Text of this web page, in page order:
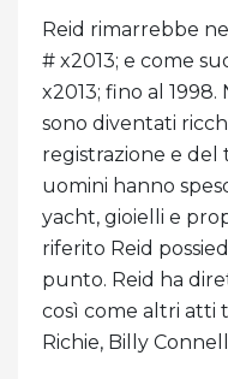
Reid rimarrebbe
# x2013; e come
x2013; fino al
sono diventati
registrazione e del
uomini hanno
yacht, gioielli e
riferito Reid
punto. Reid ha
così come altri atti
Richie, Billy